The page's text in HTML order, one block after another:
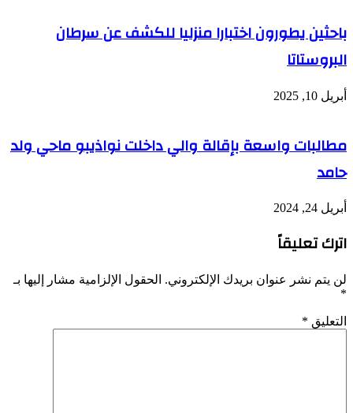
باحثين يطورون اختبارا منزليا للكشف عن سرطان
البروستاتا
أبريل 10, 2025
مطالبات واسعة بإقالة والي داخلت نواذيبو ماحي ولد
حامد
أبريل 24, 2024
اترك تعليقاً
لن يتم نشر عنوان بريدك الإلكتروني. الحقول الإلزامية مشار إليها بـ
*
التعليق *